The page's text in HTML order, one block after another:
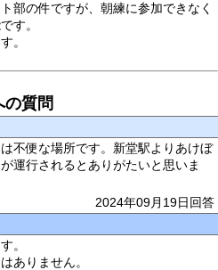
部の件ですが、朝練に参加できなく
す。
。
質問
不便な場所です。新堂駅よりあけぼ
運行されるとありがたいと思いま
2024年09月19日回答
。
ありません。